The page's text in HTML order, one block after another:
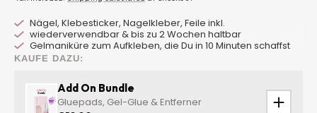
Nägel, Klebesticker, Nagelkleber, Feile inkl.
wiederverwendbar & bis zu 2 Wochen haltbar
Gelmaniküre zum Aufkleben, die Du in 10 Minuten schaffst
KAUFE DAZU:
Add On Bundle
Gluepads, Gel-Glue & Entferner